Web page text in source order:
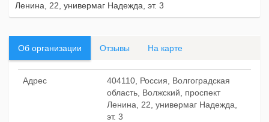
Ленина, 22, универмаг Надежда, эт. 3
Об организации Отзывы На карте
Адрес
404110, Россия, Волгоградская
область, Волжский, проспект
Ленина, 22, универмаг Надежда,
эт. 3